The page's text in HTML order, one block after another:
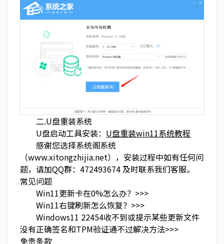
二.U盘重装系统
U盘启动工具安装： U盘重装win11系统教程
感谢您选择系统阁系统
（www.xitongzhijia.net），安装过程中如有任何问
题，请加QQ群：472493674 及时联系我们客服。
常见问题
Win11更新卡在0%怎么办？>>>
Win11右键刷新怎么恢复？>>>
Windows11 22454收不到或提示某些更新文件
没有正确签名和TPM验证通不过解决方法>>>
免责条款